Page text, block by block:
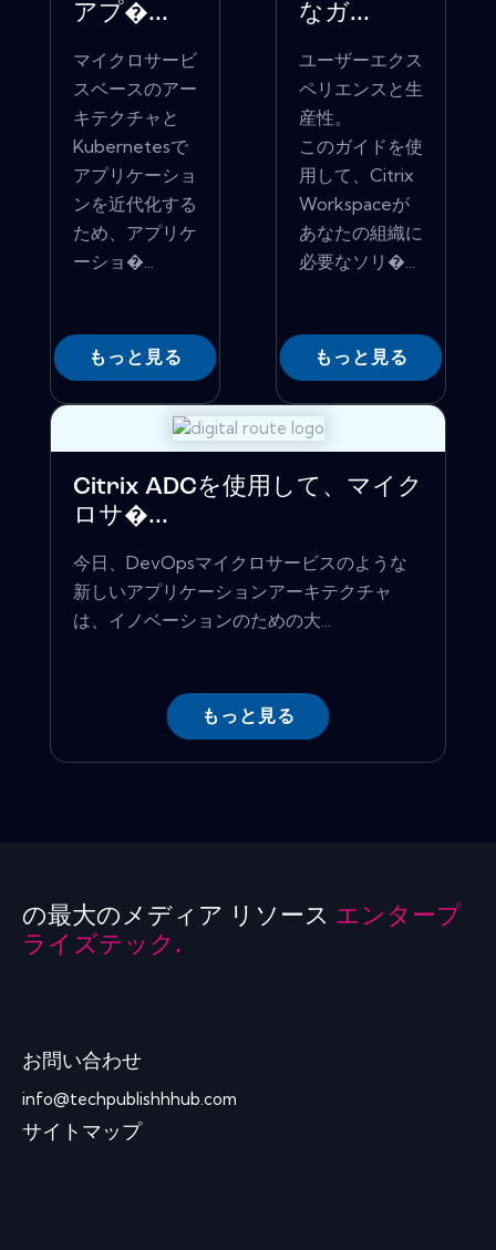
アプ�...
マイクロサービ
スベースのアー
キテクチャと
Kubernetesで
アプリケーショ
ンを近代化する
ため、アプリケ
ーショ�...
もっと見る
なガ...
ユーザーエクス
ペリエンスと生
産性。
このガイドを使
用して、Citrix
Workspaceが
あなたの組織に
必要なソリ�...
もっと見る
Citrix ADCを使用して、マイク
ロサ�...
今日、DevOpsマイクロサービスのような
新しいアプリケーションアーキテクチャ
は、イノベーションのための大...
もっと見る
の最大のメディア リソース エンタープ
ライズテック.
お問い合わせ
info@techpublishhhub.com
サイトマップ